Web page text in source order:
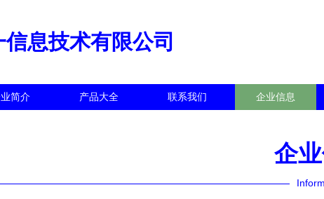
息技术有限公司
简介 产品大全 联系我们 企业信息
企